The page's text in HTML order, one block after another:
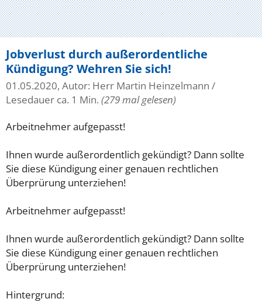
Jobverlust durch außerordentliche
Kündigung? Wehren Sie sich!
01.05.2020, Autor: Herr Martin Heinzelmann /
Lesedauer ca. 1 Min. (279 mal gelesen)
Arbeitnehmer aufgepasst!
Ihnen wurde außerordentlich gekündigt? Dann sollte
Sie diese Kündigung einer genauen rechtlichen
Überprürung unterziehen!
Arbeitnehmer aufgepasst!
Ihnen wurde außerordentlich gekündigt? Dann sollte
Sie diese Kündigung einer genauen rechtlichen
Überprürung unterziehen!
Hintergrund: